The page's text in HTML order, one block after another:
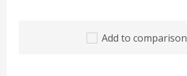
Add to comparison